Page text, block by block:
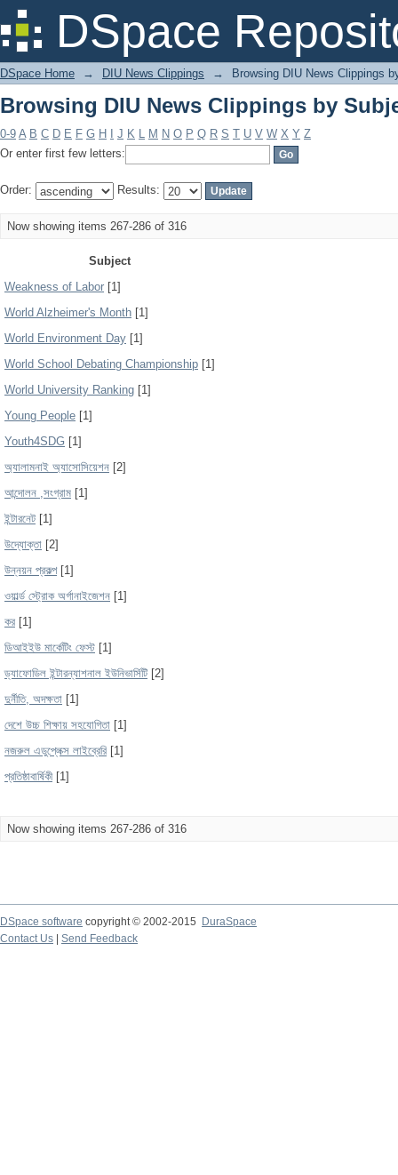
DSpace
Browsing DIU News Clippings by
DSpace Home → DIU News Clippings → Browsing DIU News Clippings
Browsing DIU News Clippings by
0-9 A B C D E F G H J K L M N O P Q R S T U V W X Y Z
Or enter first few letters:
Order: Results:
Now showing items 267-286 of 316
Subject
Weakness of Labor [1]
World Alzheimer's Month [1]
World Environment Day [1]
World School Debating Championship [1]
World University Ranking [1]
Young People [1]
Youth4SDG [1]
অ্যালামনাই অ্যাসোসিয়েশন [2]
আন্দোলন ,সংগ্রাম [1]
ইন্টারনেট [1]
উদ্যোক্তা [2]
উন্নয়ন প্রকল্প[1]
ওয়ার্ল্ড স্ট্রোক অর্গানাইজেশন [1]
কর [1]
ডিআইইউ মার্কেটিং ফেস্ট [1]
ড্যাফোডিল ইন্টারন্যাশনাল ইউনিভার্সিটি [2]
দুর্নীতি, অদক্ষতা [1]
দেশে উচ্চ শিক্ষায় সহযোগিতা [1]
নজরুল এডুপ্লেক্স লাইব্রেরি [1]
প্রতিষ্ঠাবার্ষিকী [1]
Now showing items 267-286 of 316
DSpace software copyright © 2002-2015
DuraSpace
Contact Us
Send Feedback